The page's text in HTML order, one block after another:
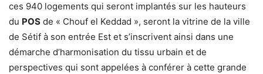
ces 940 logements qui seront implantés sur les hauteurs
du POS de « Chouf el Keddad », seront la vitrine de la ville
de Sétif à son entrée Est et s’inscrivent ainsi dans une
démarche d’harmonisation du tissu urbain et de
perspectives qui sont appelées à conférer à cette grande